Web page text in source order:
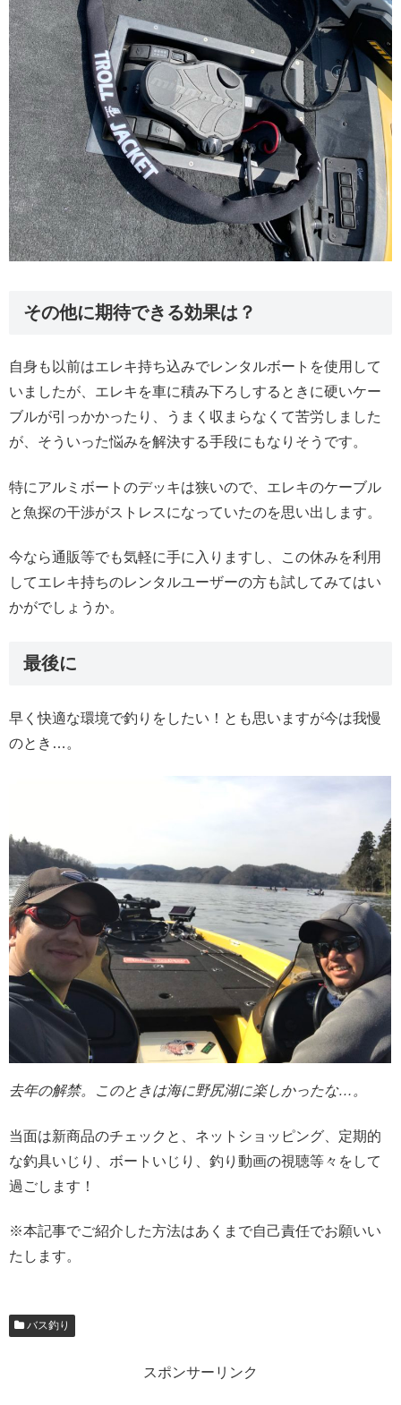
その他に期待できる効果は？
自身も以前はエレキ持ち込みでレンタルボートを使用して
いましたが、エレキを車に積み下ろしするときに硬いケー
ブルが引っかかったり、うまく収まらなくて苦労しました
が、そういった悩みを解決する手段にもなりそうです。
特にアルミボートのデッキは狭いので、エレキのケーブル
と魚探の干渉がストレスになっていたのを思い出します。
今なら通販等でも気軽に手に入りますし、この休みを利用
してエレキ持ちのレンタルユーザーの方も試してみてはい
かがでしょうか。
最後に
早く快適な環境で釣りをしたい！とも思いますが今は我慢
のとき…。
去年の解禁。このときは海に野尻湖に楽しかったな…。
当面は新商品のチェックと、ネットショッピング、定期的
な釣具いじり、ボートいじり、釣り動画の視聴等々をして
過ごします！
※本記事でご紹介した方法はあくまで自己責任でお願いい
たします。
バス釣り
スポンサーリンク